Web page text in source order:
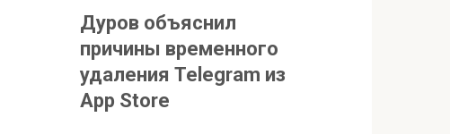
Дуров объяснил
причины временного
удаления Telegram из
App Store